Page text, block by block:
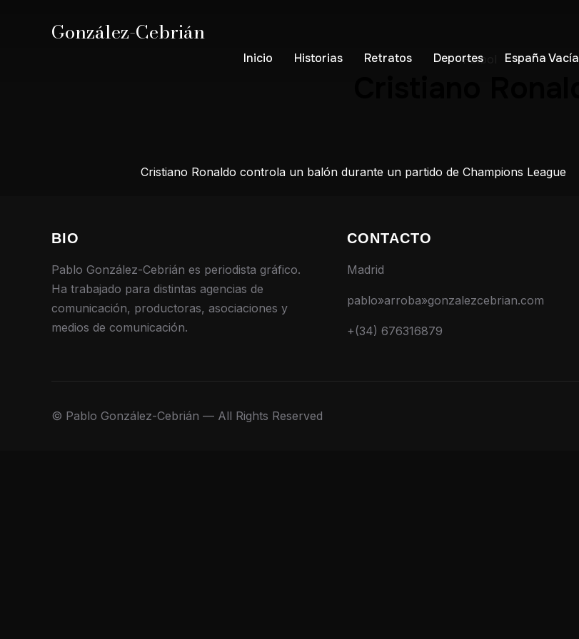
González-Cebrián
Inicio Historias Retratos Deportes España Vacía
Fútbol
Cristiano Ronaldo controla un balón durante un partido de Champions League
BIO
Pablo González-Cebrián es periodista gráfico.
Ha trabajado para distintas agencias de
comunicación, productoras, asociaciones y
medios de comunicación.
CONTACTO
Madrid
pablo»arroba»gonzalezcebrian.com
+(34) 676316879
© Pablo González-Cebrián — All Rights Reserved